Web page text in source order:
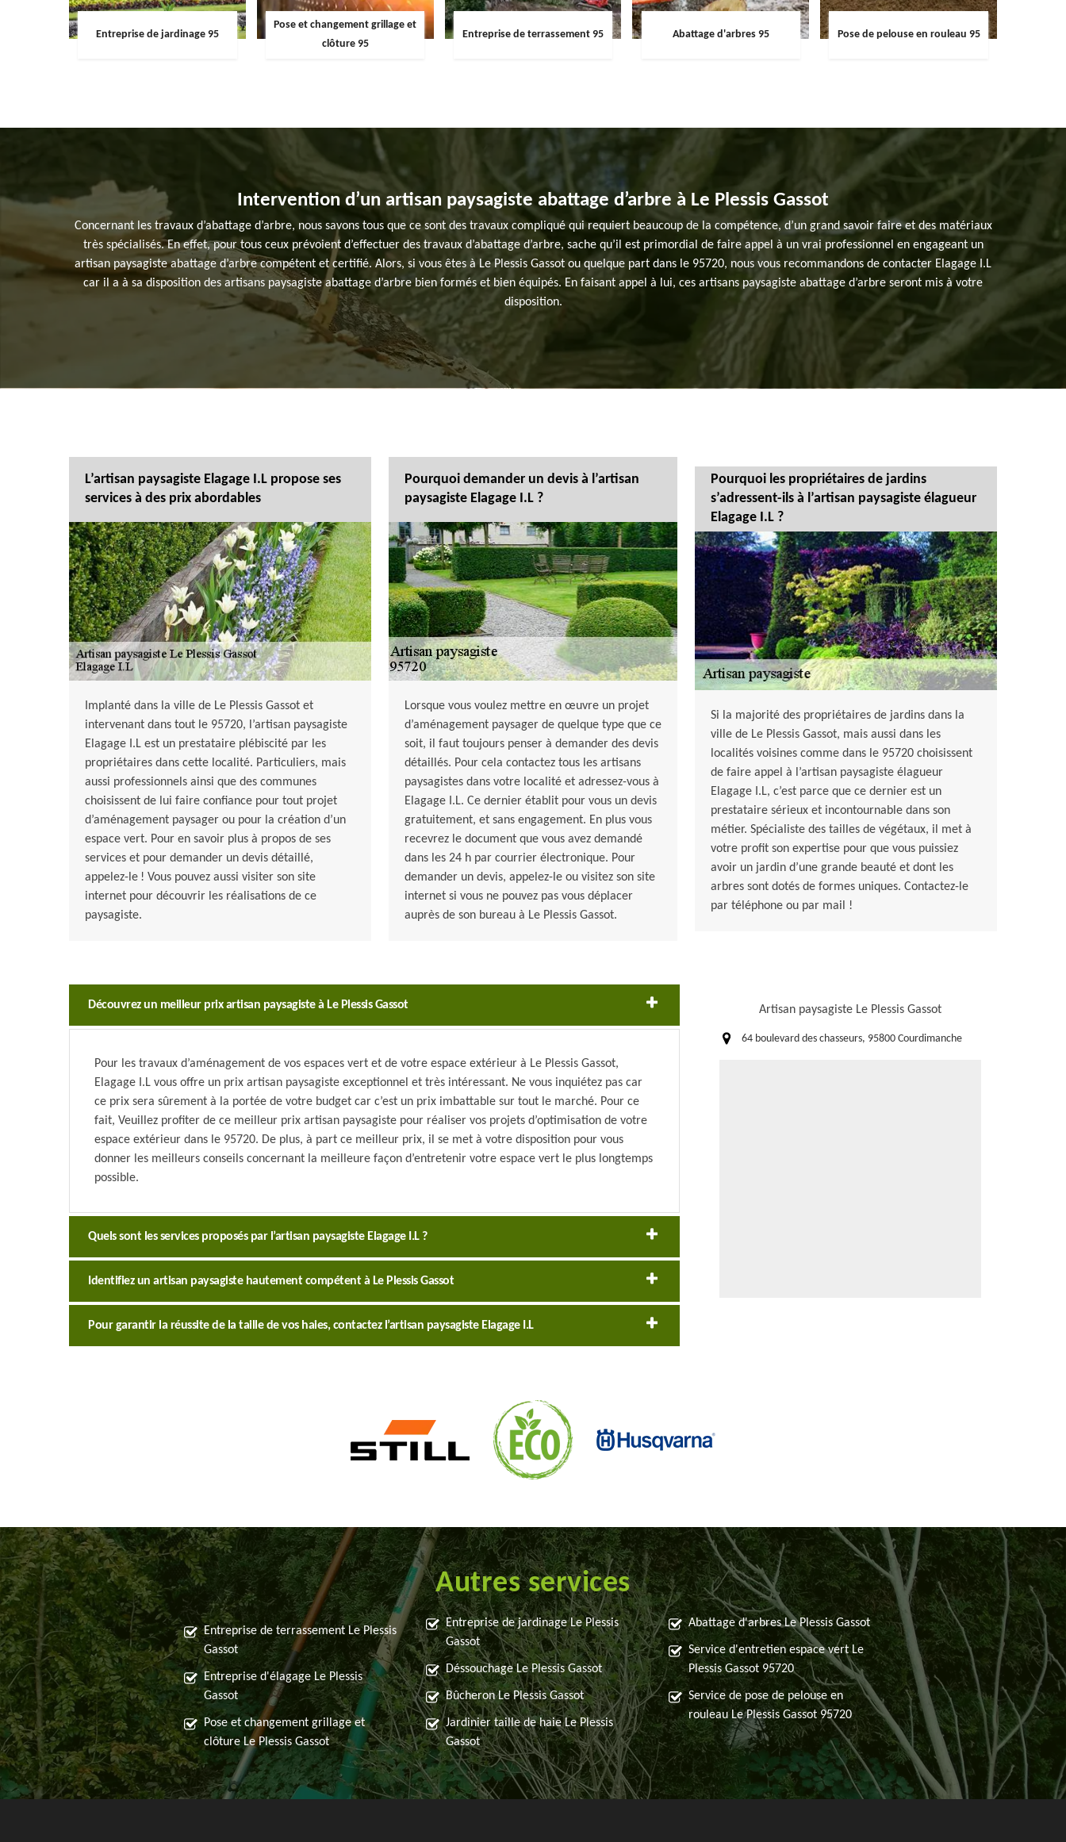
Entreprise de jardinage 95
Pose et changement grillage et
clôture 95
Entreprise de terrassement 95 Abattage d'arbres 95 Pose de pelouse en rouleau 95
Intervention d’un artisan paysagiste abattage d’arbre à Le Plessis Gassot
Concernant les travaux d’abattage d’arbre, nous savons tous que ce sont des travaux compliqué qui requiert beaucoup de la compétence, d’un grand savoir faire et des matériaux
très spécialisés. En effet, pour tous ceux prévoient d’effectuer des travaux d’abattage d’arbre, sache qu’il est primordial de faire appel à un vrai professionnel en engageant un
artisan paysagiste abattage d’arbre compétent et certifié. Alors, si vous êtes à Le Plessis Gassot ou quelque part dans le 95720, nous vous recommandons de contacter Elagage I.L
car il a à sa disposition des artisans paysagiste abattage d’arbre bien formés et bien équipés. En faisant appel à lui, ces artisans paysagiste abattage d’arbre seront mis à votre
disposition.
L’artisan paysagiste Elagage I.L propose ses
services à des prix abordables
Implanté dans la ville de Le Plessis Gassot et
intervenant dans tout le 95720, l’artisan paysagiste
Elagage I.L est un prestataire plébiscité par les
propriétaires dans cette localité. Particuliers, mais
aussi professionnels ainsi que des communes
choisissent de lui faire confiance pour tout projet
d’aménagement paysager ou pour la création d’un
espace vert. Pour en savoir plus à propos de ses
services et pour demander un devis détaillé,
appelez-le ! Vous pouvez aussi visiter son site
internet pour découvrir les réalisations de ce
paysagiste.
Pourquoi demander un devis à l’artisan
paysagiste Elagage I.L ?
Lorsque vous voulez mettre en œuvre un projet
d’aménagement paysager de quelque type que ce
soit, il faut toujours penser à demander des devis
détaillés. Pour cela contactez tous les artisans
paysagistes dans votre localité et adressez-vous à
Elagage I.L. Ce dernier établit pour vous un devis
gratuitement, et sans engagement. En plus vous
recevrez le document que vous avez demandé
dans les 24 h par courrier électronique. Pour
demander un devis, appelez-le ou visitez son site
internet si vous ne pouvez pas vous déplacer
auprès de son bureau à Le Plessis Gassot.
Pourquoi les propriétaires de jardins
s’adressent-ils à l’artisan paysagiste élagueur
Elagage I.L ?
Si la majorité des propriétaires de jardins dans la
ville de Le Plessis Gassot, mais aussi dans les
localités voisines comme dans le 95720 choisissent
de faire appel à l’artisan paysagiste élagueur
Elagage I.L, c’est parce que ce dernier est un
prestataire sérieux et incontournable dans son
métier. Spécialiste des tailles de végétaux, il met à
votre profit son expertise pour que vous puissiez
avoir un jardin d’une grande beauté et dont les
arbres sont dotés de formes uniques. Contactez-le
par téléphone ou par mail !
Découvrez un meilleur prix artisan paysagiste à Le Plessis Gassot
Pour les travaux d’aménagement de vos espaces vert et de votre espace extérieur à Le Plessis Gassot,
Elagage I.L vous offre un prix artisan paysagiste exceptionnel et très intéressant. Ne vous inquiétez pas car
ce prix sera sûrement à la portée de votre budget car c’est un prix imbattable sur tout le marché. Pour ce
fait, Veuillez profiter de ce meilleur prix artisan paysagiste pour réaliser vos projets d’optimisation de votre
espace extérieur dans le 95720. De plus, à part ce meilleur prix, il se met à votre disposition pour vous
donner les meilleurs conseils concernant la meilleure façon d’entretenir votre espace vert le plus longtemps
possible.
Quels sont les services proposés par l’artisan paysagiste Elagage I.L ?
Identifiez un artisan paysagiste hautement compétent à Le Plessis Gassot
Pour garantir la réussite de la taille de vos haies, contactez l’artisan paysagiste Elagage I.L
Artisan paysagiste Le Plessis Gassot
64 boulevard des chasseurs, 95800 Courdimanche
Autres services
Entreprise de terrassement Le Plessis
Gassot
Entreprise d'élagage Le Plessis
Gassot
Pose et changement grillage et
clôture Le Plessis Gassot
Entreprise de jardinage Le Plessis
Gassot
Déssouchage Le Plessis Gassot
Bûcheron Le Plessis Gassot
Jardinier taille de haie Le Plessis
Gassot
Abattage d'arbres Le Plessis Gassot
Service d'entretien espace vert Le
Plessis Gassot 95720
Service de pose de pelouse en
rouleau Le Plessis Gassot 95720